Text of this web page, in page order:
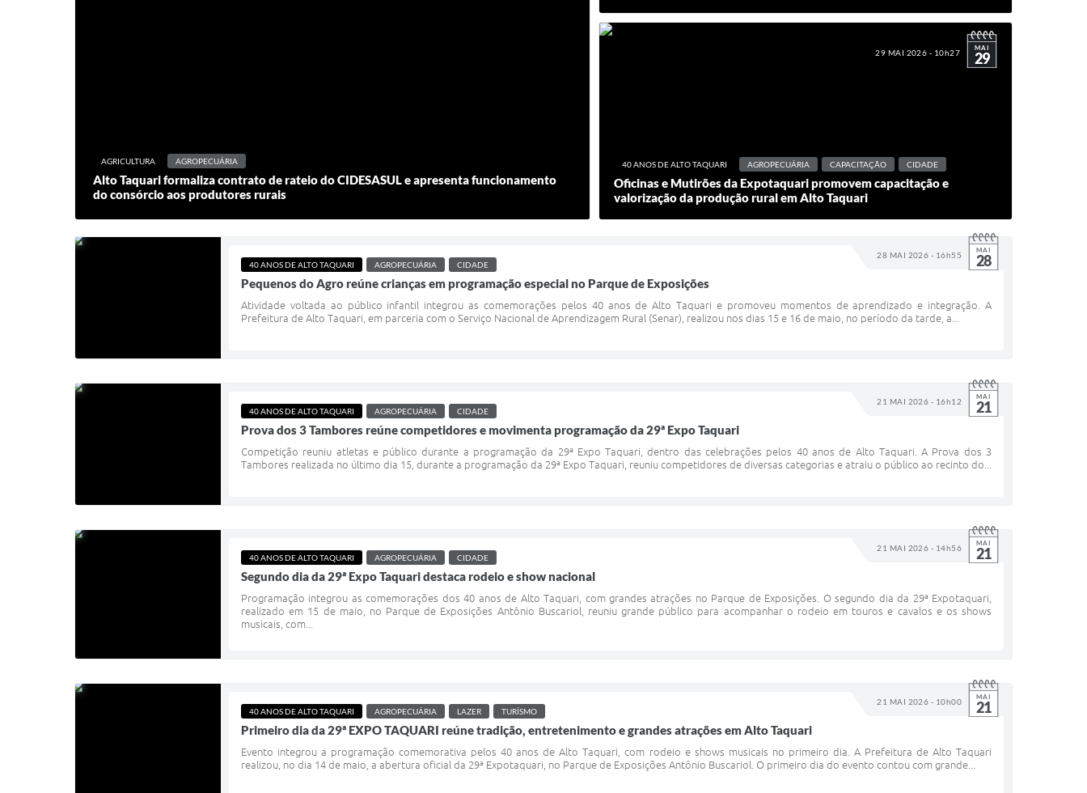
AGRICULTURA AGROPECUÁRIA
Alto Taquari formaliza contrato de rateio do CIDESASUL e apresenta funcionamento
do consórcio aos produtores rurais
29 MAI 2026 - 10h27 MAI
29
40 ANOS DE ALTO TAQUARI AGROPECUÁRIA CAPACITAÇÃO CIDADE
Oficinas e Mutirões da Expotaquari promovem capacitação e
valorização da produção rural em Alto Taquari
28 MAI 2026 - 16h55 MAI
28
40 ANOS DE ALTO TAQUARI AGROPECUÁRIA CIDADE
Pequenos do Agro reúne crianças em programação especial no Parque de Exposições
Atividade voltada ao público infantil integrou as comemorações pelos 40 anos de Alto Taquari e promoveu momentos de aprendizado e integração. A
Prefeitura de Alto Taquari, em parceria com o Serviço Nacional de Aprendizagem Rural (Senar), realizou nos dias 15 e 16 de maio, no período da tarde, a...
21 MAI 2026 - 16h12 MAI
21
40 ANOS DE ALTO TAQUARI AGROPECUÁRIA CIDADE
Prova dos 3 Tambores reúne competidores e movimenta programação da 29ª Expo Taquari
Competição reuniu atletas e público durante a programação da 29ª Expo Taquari, dentro das celebrações pelos 40 anos de Alto Taquari. A Prova dos 3
Tambores realizada no último dia 15, durante a programação da 29ª Expo Taquari, reuniu competidores de diversas categorias e atraiu o público ao recinto do...
21 MAI 2026 - 14h56 MAI
21
40 ANOS DE ALTO TAQUARI AGROPECUÁRIA CIDADE
Segundo dia da 29ª Expo Taquari destaca rodeio e show nacional
Programação integrou as comemorações dos 40 anos de Alto Taquari, com grandes atrações no Parque de Exposições. O segundo dia da 29ª Expotaquari,
realizado em 15 de maio, no Parque de Exposições Antônio Buscariol, reuniu grande público para acompanhar o rodeio em touros e cavalos e os shows
musicais, com...
21 MAI 2026 - 10h00 MAI
21
40 ANOS DE ALTO TAQUARI AGROPECUÁRIA LAZER TURÍSMO
Primeiro dia da 29ª EXPO TAQUARI reúne tradição, entretenimento e grandes atrações em Alto Taquari
Evento integrou a programação comemorativa pelos 40 anos de Alto Taquari, com rodeio e shows musicais no primeiro dia. A Prefeitura de Alto Taquari
realizou, no dia 14 de maio, a abertura oficial da 29ª Expotaquari, no Parque de Exposições Antônio Buscariol. O primeiro dia do evento contou com grande...